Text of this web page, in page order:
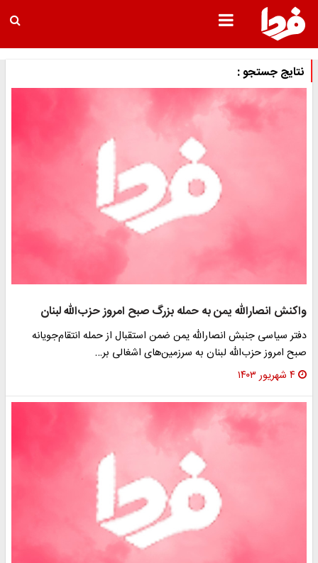
نتایج جستجو :
واکنش انصارالله یمن به حمله بزرگ صبح امروز حزب‌الله لبنان
دفتر سیاسی جنبش انصارالله یمن ضمن استقبال از حمله انتقام‌جویانه
صبح امروز حزب‌الله لبنان به سرزمین‌های اشغالی بر…
۴ شهریور ۱۴۰۳